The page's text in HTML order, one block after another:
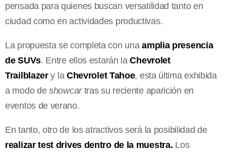
pensada para quienes buscan versatilidad tanto en
ciudad como en actividades productivas.
La propuesta se completa con unaamplia presencia
de SUVs. Entre ellos estarán laChevrolet
Trailblazer y la Chevrolet Tahoe, esta última exhibida
a modo de showcartras su reciente aparición en
eventos de verano.
En tanto, otro de los atractivos será la posibilidad de
realizar test drives dentro de la muestra. Los